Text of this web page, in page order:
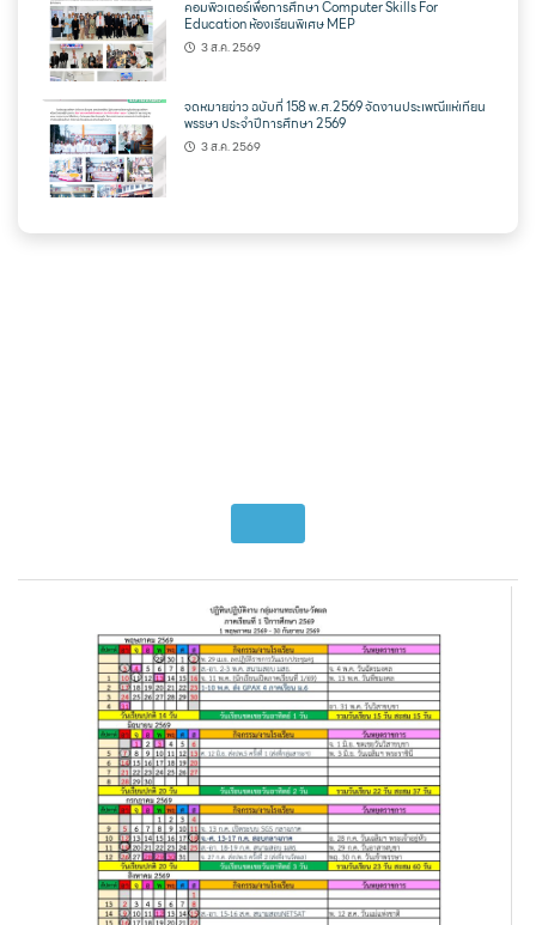
คอมพิวเตอร์เพื่อการศึกษา Computer Skills For
Education ห้องเรียนพิเศษ MEP
3 ส.ค. 2569
จดหมายข่าว ฉบับที่ 158 พ.ศ.2569 จัดงานประเพณีแห่เทียน
พรรษา ประจำปีการศึกษา 2569
3 ส.ค. 2569